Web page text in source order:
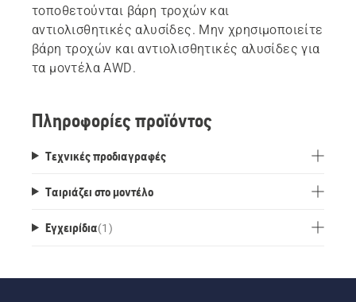
τοποθετούνται βάρη τροχών και
αντιολισθητικές αλυσίδες. Μην χρησιμοποιείτε
βάρη τροχών και αντιολισθητικές αλυσίδες για
τα μοντέλα AWD.
Πληροφορίες προϊόντος
Τεχνικές προδιαγραφές
Ταιριάζει στο μοντέλο
Εγχειρίδια(1 )